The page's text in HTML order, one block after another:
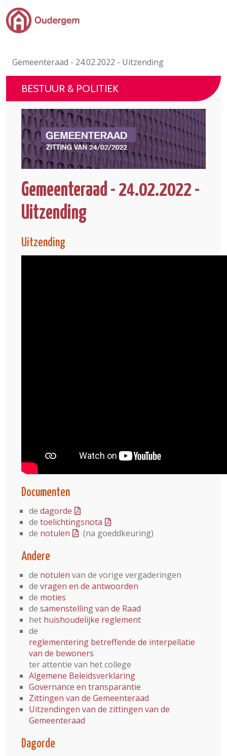
Ga naar de hoofdinhoud
Evenementen & Verenigingen
eLoket
Leven in Oudergem
In 1 klik
Gemeenteraad - 24.02.2022 - Uitzending
BESTUUR & POLITIEK
Gemeenteraad - 24.02.2022 -
Uitzending
Uitzending
Documenten
de dagorde
de toelichtingsnota
de notulen (na goeddkeuring)
Andere
de notulen van de vorige vergaderingen
de vragen en de antwoorden
de moties
de samenstelling van de Raad
het huishoudelijke reglement
de
reglementering betreffende de interpellatie
van de bewoners
ter attentie van het college
Algemene Beleidsverklaring
Governance en transparantie
Zittingen van de Gemeenteraad
Uitzendingen van de zittingen van de
Gemeenteraad
Dagorde